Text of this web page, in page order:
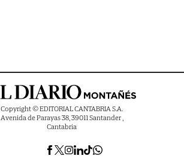
Copyright © EDITORIAL CANTABRIA S.A.
Avenida de Parayas 38, 39011 Santander ,
Cantabria